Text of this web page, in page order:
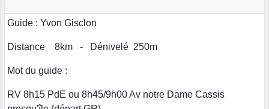
Guide : Yvon Gisclon
Distance 8km - Dénivelé 250m
Mot du guide :
RV 8h15 PdE ou 8h45/9h00 Av notre Dame Cassis